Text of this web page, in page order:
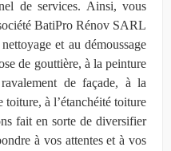
de services. Ainsi, vous
BatiPro Rénov SARL
et au démoussage
de gouttière, à la peinture
de façade, à la
toiture, à l’étanchéité toiture
fait en sorte de diversifier
à vos attentes et à vos